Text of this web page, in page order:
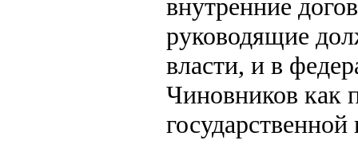
внутренние
руководящие
власти, и в
Чиновников как